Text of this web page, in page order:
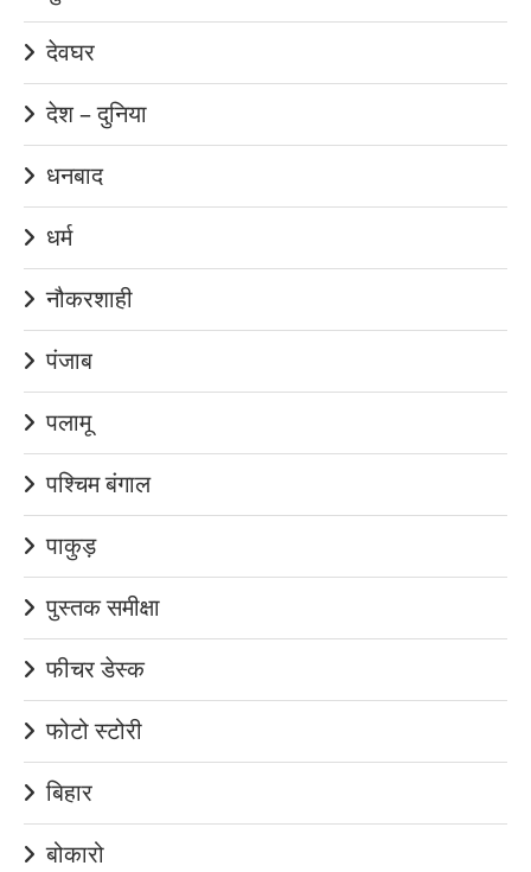
देवघर
देश – दुनिया
धनबाद
धर्म
नौकरशाही
पंजाब
पलामू
पश्चिम बंगाल
पाकुड़
पुस्तक समीक्षा
फीचर डेस्क
फोटो स्टोरी
बिहार
बोकारो